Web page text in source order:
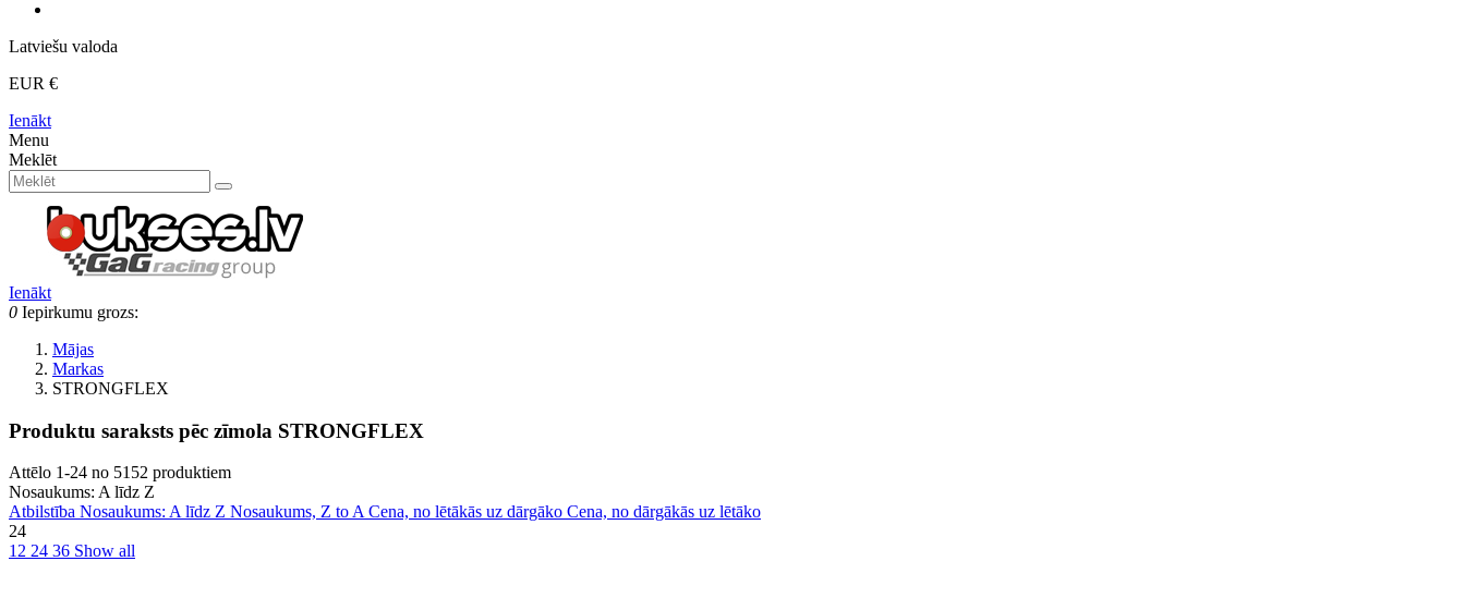
Latviešu valoda
EUR €
Ienākt
Menu
Meklēt
Ienākt
0 Iepirkumu grozs:
Mājas
Markas
STRONGFLEX
Produktu saraksts pēc zīmola STRONGFLEX
Attēlo 1-24 no 5152 produktiem
Nosaukums: A līdz Z
Atbilstība Nosaukums: A līdz Z Nosaukums, Z to ACena, no lētākās uz dārgāko Cena, no dārgākās uz lētāko
24
12 24 36 Show all